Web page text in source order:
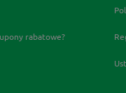
rabatowe?